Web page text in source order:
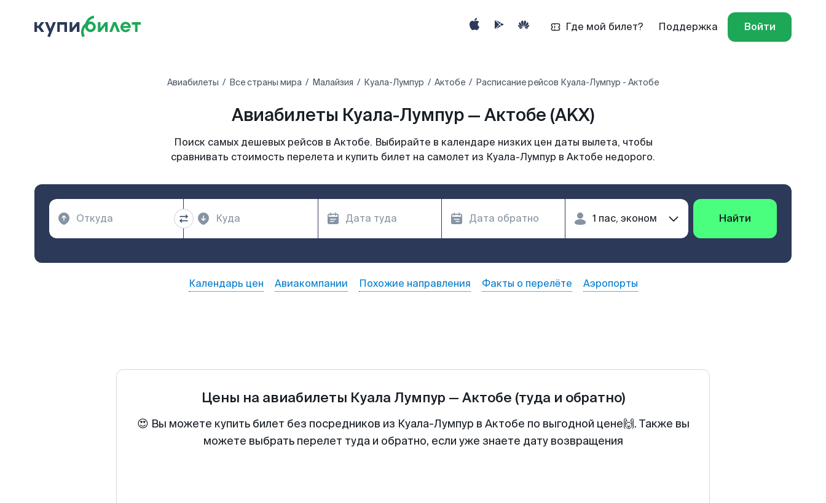
Где мой билет? Поддержка Войти
Авиабилеты Все страны мира Малайзия Куала-Лумпур Актобе Расписание рейсов Куала-Лумпур - Актобе
Авиабилеты Куала-Лумпур — Актобе (AKX)
Поиск самых дешевых рейсов в Актобе. Выбирайте в календаре низких цен даты вылета, чтобы
сравнивать стоимость перелета и купить билет на самолет из Куала-Лумпур в Актобе недорого.
Найти
Календарь цен Авиакомпании Похожие направления Факты о перелёте Аэропорты
Цены на авиабилеты Куала Лумпур — Актобе (туда и обратно)
😍 Вы можете купить билет без посредников из Куала-Лумпур в Актобе по выгодной цене🙌. Также вы
можете выбрать перелет туда и обратно, если уже знаете дату возвращения